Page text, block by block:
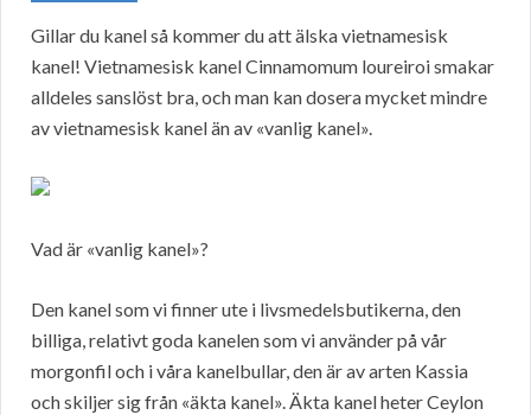
Gillar du kanel så kommer du att älska vietnamesisk
kanel! Vietnamesisk kanel Cinnamomum loureiroi smakar
alldeles sanslöst bra, och man kan dosera mycket mindre
av vietnamesisk kanel än av «vanlig kanel».
Vad är «vanlig kanel»?
Den kanel som vi finner ute i livsmedelsbutikerna, den
billiga, relativt goda kanelen som vi använder på vår
morgonfil och i våra kanelbullar, den är av arten Kassia
och skiljer sig från «äkta kanel». Äkta kanel heter Ceylon